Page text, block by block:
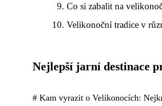
Co si zabalit na
Velikonoční tradice v
Nejlepší jarní destinace
# Kam vyrazit o Velikonocích: